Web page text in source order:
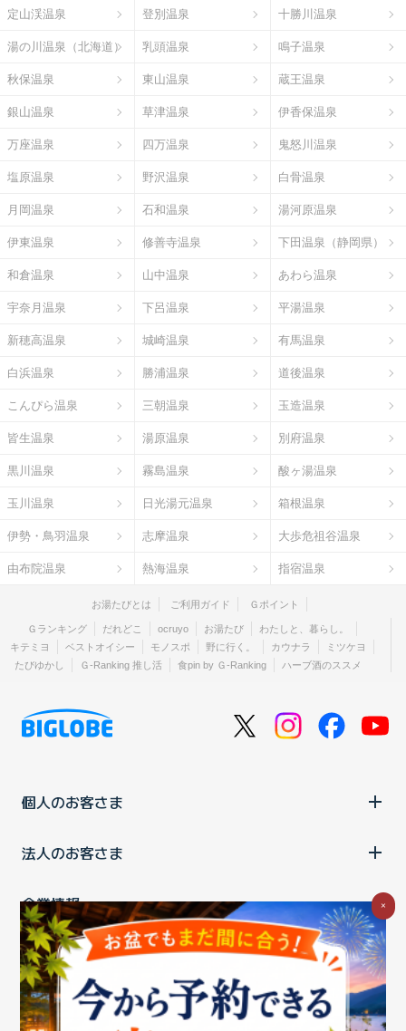
定山渓温泉 登別温泉 十勝川温泉
湯の川温泉（北海道） 乳頭温泉 鳴子温泉
秋保温泉 東山温泉 蔵王温泉
銀山温泉 草津温泉 伊香保温泉
万座温泉 四万温泉 鬼怒川温泉
塩原温泉 野沢温泉 白骨温泉
月岡温泉 石和温泉 湯河原温泉
伊東温泉 修善寺温泉 下田温泉（静岡県）
和倉温泉 山中温泉 あわら温泉
宇奈月温泉 下呂温泉 平湯温泉
新穂高温泉 城崎温泉 有馬温泉
白浜温泉 勝浦温泉 道後温泉
こんぴら温泉 三朝温泉 玉造温泉
皆生温泉 湯原温泉 別府温泉
黒川温泉 霧島温泉 酸ヶ湯温泉
玉川温泉 日光湯元温泉 箱根温泉
伊勢・鳥羽温泉 志摩温泉 大歩危祖谷温泉
由布院温泉 熱海温泉 指宿温泉
お湯たびとは ご利用ガイド Ｇポイント
Ｇランキング だれどこ ocruyo お湯たび
わたしと、暮らし。
キテミヨ
ベストオイシー モノスポ 野に行く。 カウナラ
ミツケヨ
たびゆかし
Ｇ-Ranking 推し活 食pin by Ｇ-Ranking ハーブ酒のススメ
個人のお客さま
法人のお客さま
企業情報
ご利用中の方
お問い合わせ消費税の表示 ウェブアクセシビリティの取り組み
×